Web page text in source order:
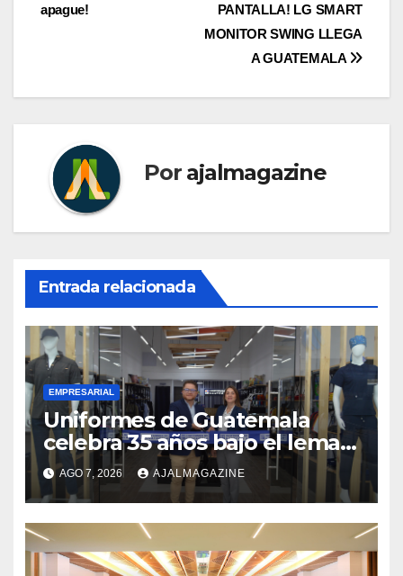
de
PANTALLA! LG SMART
MONITOR SWING LLEGA
A GUATEMALA
apague!
Por ajalmagazine
Entrada relacionada
EMPRESARIAL
Uniformes de Guatemala
celebra 35 años bajo el lema
«Hechos para destacar» y
continúa su expansión
nacional
AGO 7, 2026 AJALMAGAZINE